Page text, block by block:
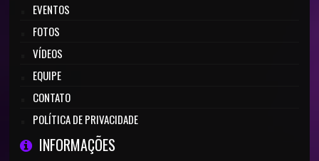
EVENTOS
FOTOS
VÍDEOS
EQUIPE
CONTATO
POLÍTICA DE PRIVACIDADE
INFORMAÇÕES